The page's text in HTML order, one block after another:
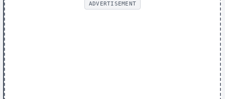
ADVERTISEMENT